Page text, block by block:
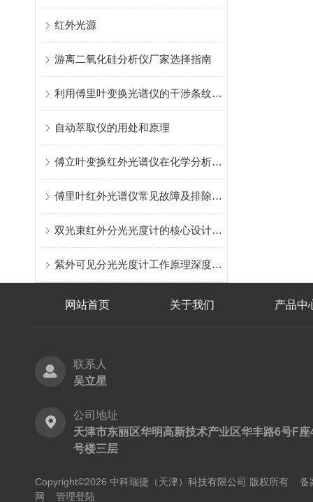
红外光源
游离二氧化硅分析仪厂家选择指南
利用傅里叶变换光谱仪的干涉条纹的处理
自动萃取仪的用处和原理
傅立叶变换红外光谱仪在化学分析中的应用
傅里叶红外光谱仪常见故障及排除方法
双光束红外分光光度计的核心设计在于“双光束”概念
紫外可见分光光度计工作原理深度剖析
网站首页 关于我们 产品中
联系人
吴立星
公司地址
天津市东丽区华明高新技术产业区华丰路6号F座
号楼三层
Copyright©2026 中科瑞捷（天津）科技有限公司 版权所有 备
网
管理登陆